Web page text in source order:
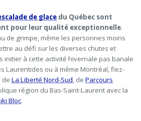
de glace du Québec sont
pour leur qualité exceptionnelle.
de grimpe, même les personnes moins
au défi sur les diverses chutes et
initier à cette activité hivernale pas banale
Laurentides ou à même Montréal, fiez-
de La Liberté Nord-Sud, de Parcours
région du Bas-Saint-Laurent avec la
Bloc.